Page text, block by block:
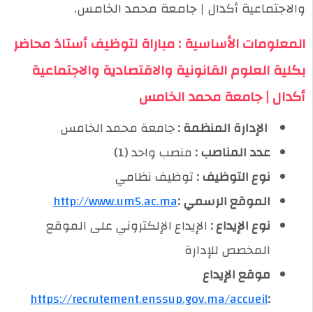
والاجتماعية أكدال | جامعة محمد الخامس.
المعلومات الأساسية : مباراة لتوظيف أستاذ محاضر
بكلية العلوم القانونية والاقتصادية والاجتماعية
أكدال | جامعة محمد الخامس
️ الإدارة المنظمة :جامعة محمد الخامس
عدد المناصب :منصب واحد (1)
نوع التوظيف :توظيف نظامي
الموقع الرسمي :http://www.um5.ac.ma
نوع الإيداع :الإيداع الإلكتروني على الموقع
المخصص للإدارة
موقع الإيداع
https://recrutement.enssup.gov.ma/accueil